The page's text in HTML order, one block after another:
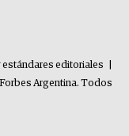
estándares editoriales
Argentina. Todos